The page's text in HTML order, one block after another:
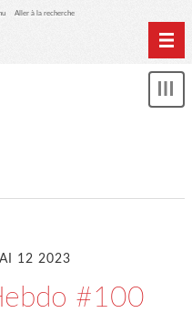
Aller à la recherche
12 2023
#100